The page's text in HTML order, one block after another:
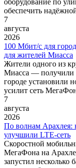
обеспечить
7
августа
2026
100 Мбит/с для
для жителей Миасса
Жители одного из
Миасса — получили
городе установили
усилит сеть
7
августа
2026
По волнам Арахлея:
улучшили LTE-сеть
Скоростной
МегаФона на
запустил несколько